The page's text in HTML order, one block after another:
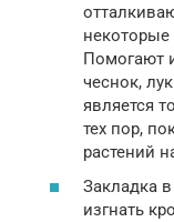
некоторые
Помогают
чеснок,
является
тех пор,
растений
Закладка
изгнать